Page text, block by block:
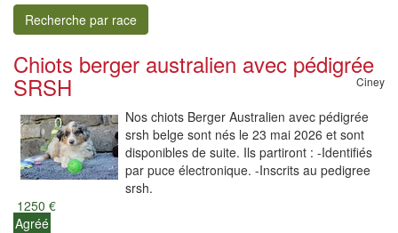
Recherche par race
Chiots berger australien avec pédigrée
SRSH Ciney
Nos chiots Berger Australien avec pédigrée
srsh belge sont nés le 23 mai 2026 et sont
disponibles de suite. Ils partiront : -Identifiés
par puce électronique. -Inscrits au pedigree
srsh.
1250 €
Agréé